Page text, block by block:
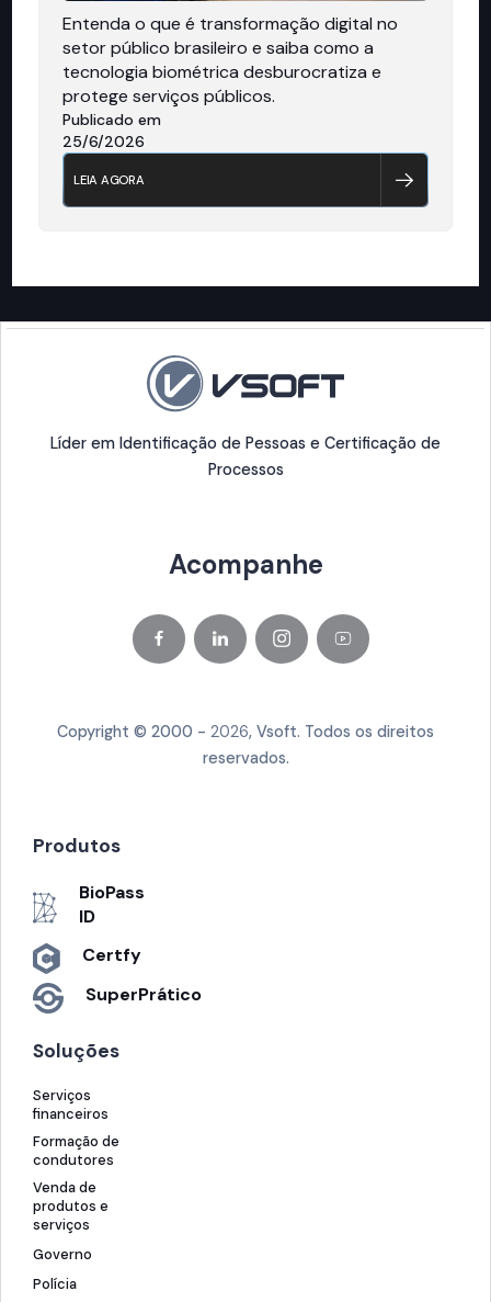
Entenda o que é transformação digital no
setor público brasileiro e saiba como a
tecnologia biométrica desburocratiza e
protege serviços públicos.
Publicado em
25/6/2026
LEIA AGORA
Líder em Identificação de Pessoas e Certificação de
Processos
Acompanhe
Copyright © 2000 - 2026, Vsoft. Todos os direitos
reservados.
Produtos
BioPass
ID
Certfy
SuperPrático
Soluções
Serviços
financeiros
Formação de
condutores
Venda de
produtos e
serviços
Governo
Polícia